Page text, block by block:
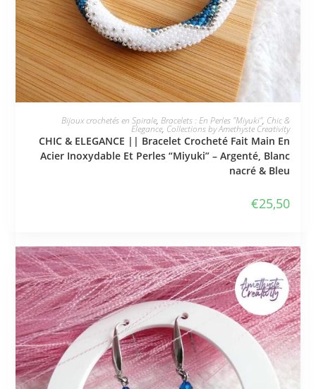
JE L'ADOPTE
Bijoux crochetés en Spirale, Bracelets : En Perles "Miyuki", Chic &
Elegance, Collections by Amethyste Creativity
CHIC & ELEGANCE || Bracelet Crocheté Fait Main En
Acier Inoxydable Et Perles “Miyuki” – Argenté, Blanc
nacré & Bleu
€25,50